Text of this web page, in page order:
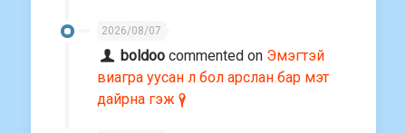
2026/08/07
boldoo commented on Эмэгтэй
виагра уусан л бол арслан бар мэт
дайрна гэж үү?